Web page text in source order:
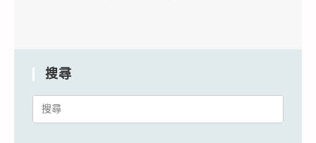
搜尋
Search